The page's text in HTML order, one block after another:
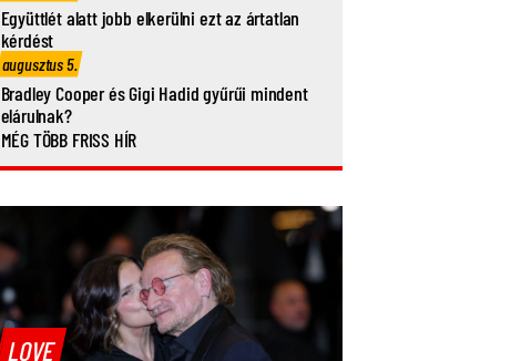
Együttlét alatt jobb elkerülni ezt az ártatlan
kérdést
augusztus 5.
Bradley Cooper és Gigi Hadid gyűrűi mindent
elárulnak?
MÉG TÖBB FRISS HÍR
LOVE